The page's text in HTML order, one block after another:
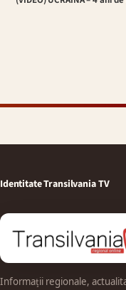
Identitate Transilvania TV
Informații regionale,